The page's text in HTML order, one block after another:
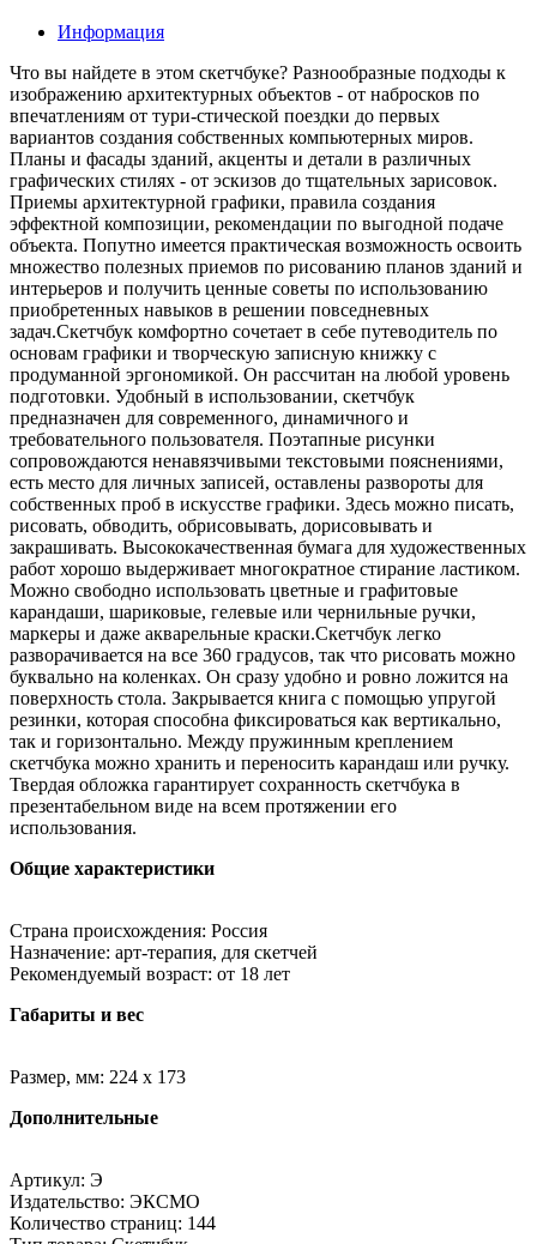
Информация
Что вы найдете в этом скетчбуке? Разнообразные подходы к
изображению архитектурных объектов - от набросков по
впечатлениям от тури-стической поездки до первых
вариантов создания собственных компьютерных миров.
Планы и фасады зданий, акценты и детали в различных
графических стилях - от эскизов до тщательных зарисовок.
Приемы архитектурной графики, правила создания
эффектной композиции, рекомендации по выгодной подаче
объекта. Попутно имеется практическая возможность освоить
множество полезных приемов по рисованию планов зданий и
интерьеров и получить ценные советы по использованию
приобретенных навыков в решении повседневных
задач.Скетчбук комфортно сочетает в себе путеводитель по
основам графики и творческую записную книжку с
продуманной эргономикой. Он рассчитан на любой уровень
подготовки. Удобный в использовании, скетчбук
предназначен для современного, динамичного и
требовательного пользователя. Поэтапные рисунки
сопровождаются ненавязчивыми текстовыми пояснениями,
есть место для личных записей, оставлены развороты для
собственных проб в искусстве графики. Здесь можно писать,
рисовать, обводить, обрисовывать, дорисовывать и
закрашивать. Высококачественная бумага для художественных
работ хорошо выдерживает многократное стирание ластиком.
Можно свободно использовать цветные и графитовые
карандаши, шариковые, гелевые или чернильные ручки,
маркеры и даже акварельные краски.Скетчбук легко
разворачивается на все 360 градусов, так что рисовать можно
буквально на коленках. Он сразу удобно и ровно ложится на
поверхность стола. Закрывается книга с помощью упругой
резинки, которая способна фиксироваться как вертикально,
так и горизонтально. Между пружинным креплением
скетчбука можно хранить и переносить карандаш или ручку.
Твердая обложка гарантирует сохранность скетчбука в
презентабельном виде на всем протяжении его
использования.
Общие характеристики
Страна происхождения: Россия
Назначение: арт-терапия, для скетчей
Рекомендуемый возраст: от 18 лет
Габариты и вес
Размер, мм: 224 x 173
Дополнительные
Артикул: Э
Издательство: ЭКСМО
Количество страниц: 144